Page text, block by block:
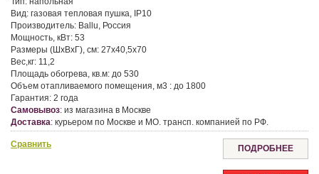
Вид: газовая тепловая пушка, IP10
Производитель: Ballu, Россия
Мощность, кВт: 53
Размеры (ШхВхГ), см: 27х40,5х70
Вес,кг: 11,2
Площадь обогрева, кв.м: до 530
Объем отапливаемого помещения, м3 : до 1800
Гарантия: 2 года
Самовывоз: из магазина в Москве
Доставка: курьером по Москве и МО. трансп. компанией по РФ.
Сравнить ПОДРОБНЕЕ